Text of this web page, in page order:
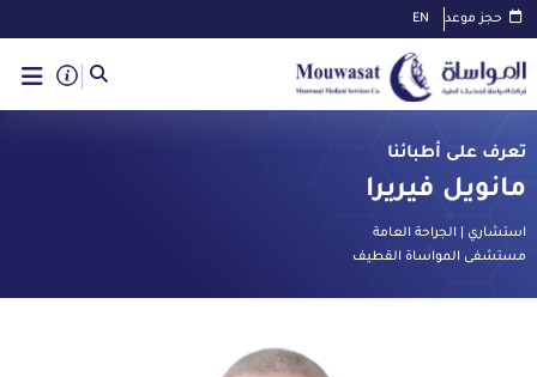
حجز موعد EN
تعرف على أطبائنا
مانويل فيريرا
استشاري | الجراحة العامة
مستشفى المواساة القطيف